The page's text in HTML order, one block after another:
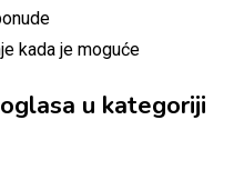
kada je moguće
u kategoriji